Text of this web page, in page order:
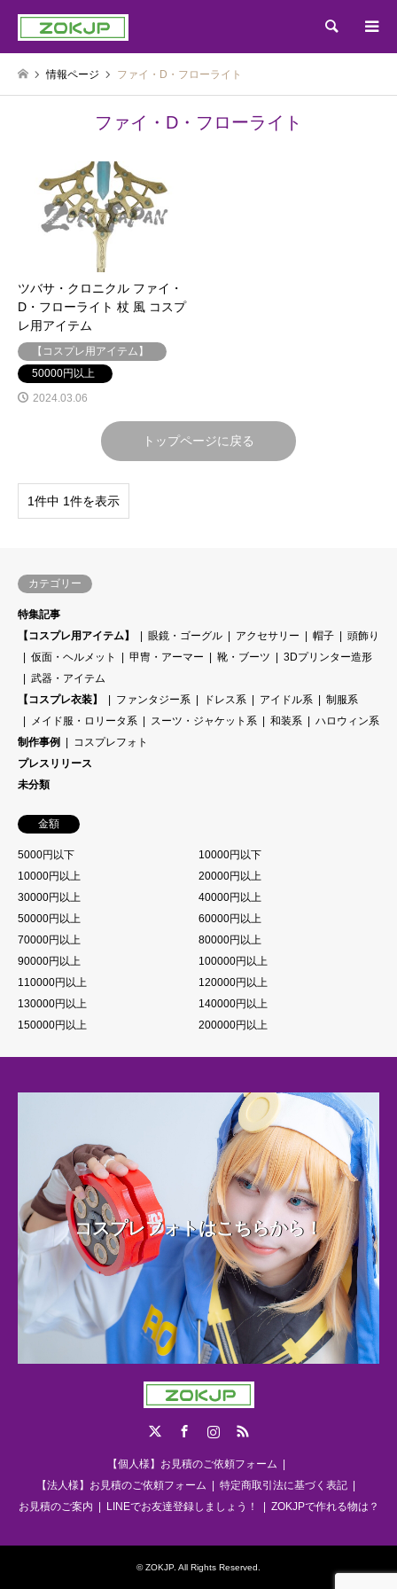
検索
情報ページ ファイ・D・フローライト
ファイ・D・フローライト
ツバサ・クロニクル ファイ・
D・フローライト 杖 風 コスプ
レ用アイテム
【コスプレ用アイテム】
50000円以上
2024.03.06
トップページに戻る
1件中 1件を表示
カテゴリー
特集記事
【コスプレ用アイテム】
眼鏡・ゴーグル アクセサリー 帽子
頭飾り
仮面・ヘルメット
甲冑・アーマー 靴・ブーツ
3Dプリンター造形
武器・アイテム
【コスプレ衣装】
ファンタジー系 ドレス系 アイドル系
制服系
メイド服・ロリータ系
スーツ・ジャケット系 和装系
ハロウィン系
制作事例
コスプレフォト
プレスリリース
未分類
金額
5000円以下
10000円以下
10000円以上
20000円以上
30000円以上
40000円以上
50000円以上
60000円以上
70000円以上
80000円以上
90000円以上
100000円以上
110000円以上
120000円以上
130000円以上
140000円以上
150000円以上
200000円以上
コスプレフォトはこちらから！
RSS
【個人様】お見積のご依頼フォーム
【法人様】お見積のご依頼フォーム
特定商取引法に基づく表記
お見積のご案内
LINEでお友達登録しましょう！ ZOKJPで作れる物は？
©ZOKJP. All Rights Reserved.